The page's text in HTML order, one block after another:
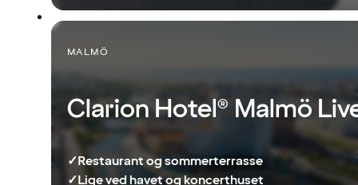
MALMÖ
Clarion Hotel® Malmö
✓Restaurant og sommerterrasse
✓Lige ved havet og koncerthuset